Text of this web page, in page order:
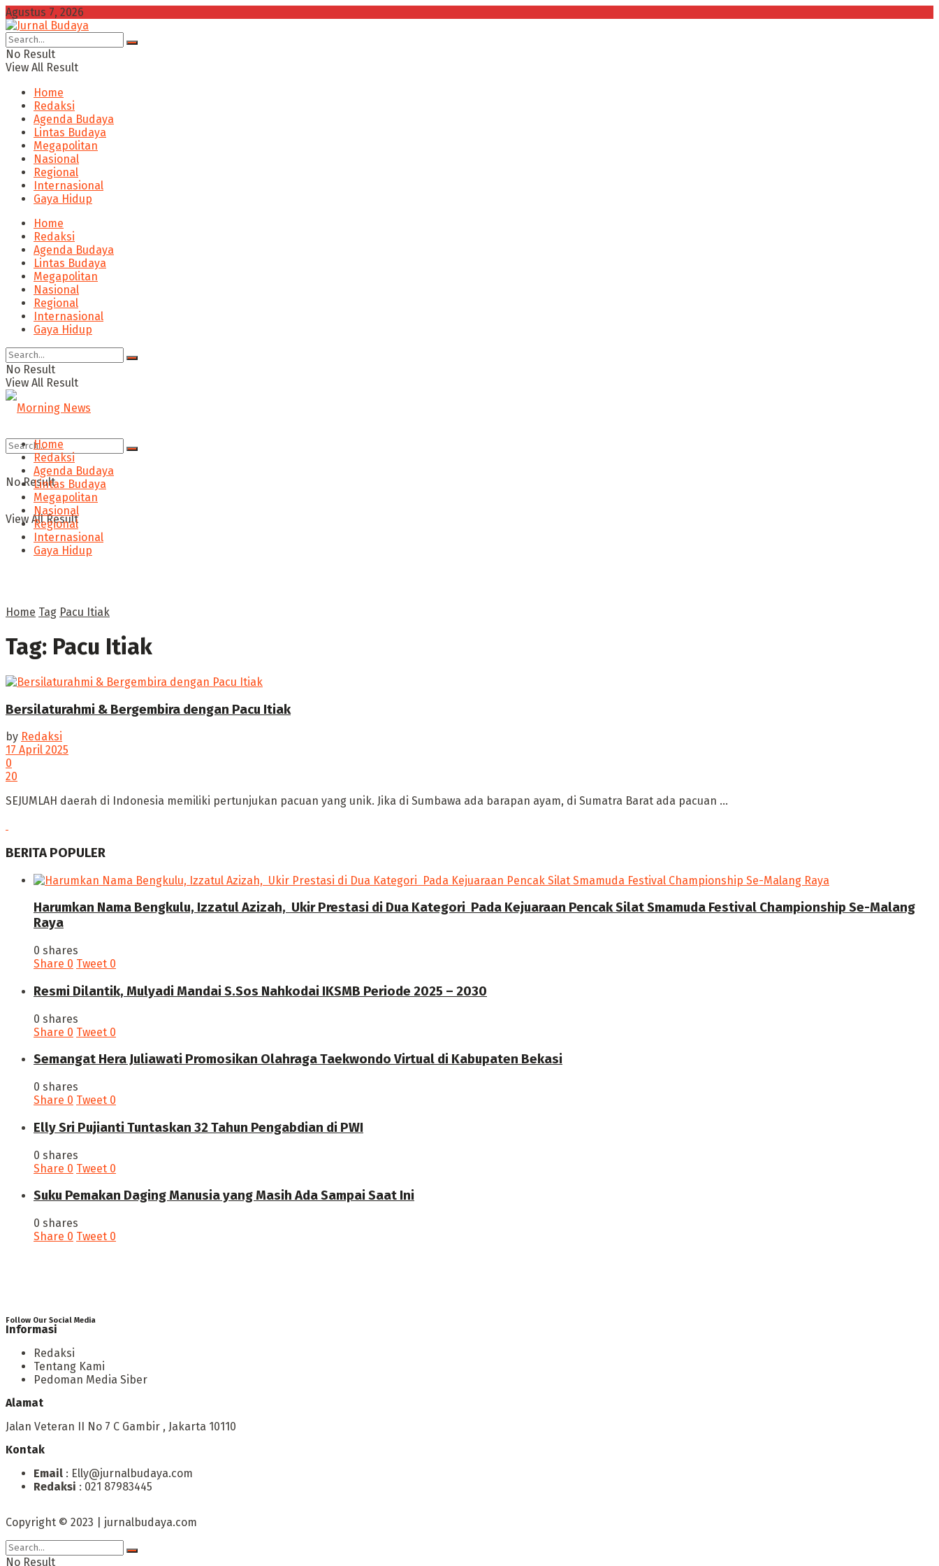
Agustus 7, 2026
No Result
View All Result
Home
Redaksi
Agenda Budaya
Lintas Budaya
Megapolitan
Nasional
Regional
Internasional
Gaya Hidup
Home
Redaksi
Agenda Budaya
Lintas Budaya
Megapolitan
Nasional
Regional
Internasional
Gaya Hidup
No Result
View All Result
No Result
View All Result
Home
Redaksi
Agenda Budaya
Lintas Budaya
Megapolitan
Nasional
Regional
Internasional
Gaya Hidup
Home Tag Pacu Itiak
Tag: Pacu Itiak
Bersilaturahmi & Bergembira dengan Pacu Itiak
by Redaksi
17 April 2025
0
20
SEJUMLAH daerah di Indonesia memiliki pertunjukan pacuan yang unik. Jika di Sumbawa ada barapan ayam, di Sumatra Barat ada pacuan ...
BERITA POPULER
Harumkan Nama Bengkulu, Izzatul Azizah, Ukir Prestasi di Dua Kategori Pada Kejuaraan Pencak Silat Smamuda Festival Championship Se-Malang
Raya
0 shares
Share 0 Tweet 0
Resmi Dilantik, Mulyadi Mandai S.Sos Nahkodai IKSMB Periode 2025 – 2030
0 shares
Share 0 Tweet 0
Semangat Hera Juliawati Promosikan Olahraga Taekwondo Virtual di Kabupaten Bekasi
0 shares
Share 0 Tweet 0
Elly Sri Pujianti Tuntaskan 32 Tahun Pengabdian di PWI
0 shares
Share 0 Tweet 0
‎Suku Pemakan Daging Manusia yang Masih Ada Sampai Saat Ini
0 shares
Share 0 Tweet 0
Follow Our Social Media
Informasi
Redaksi
Tentang Kami
Pedoman Media Siber
Alamat
Jalan Veteran II No 7 C Gambir , Jakarta 10110
Kontak
Email : Elly@jurnalbudaya.com
Redaksi : 021 87983445
Copyright © 2023 | jurnalbudaya.com
No Result